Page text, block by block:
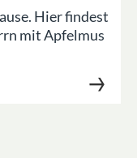
Hier findest
mit Apfelmus